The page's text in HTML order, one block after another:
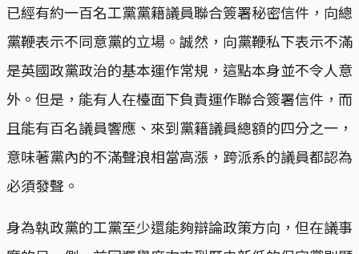
已經有約一百名工黨黨籍議員聯合簽署秘密信件，向總
黨鞭表示不同意黨的立場。誠然，向黨鞭私下表示不滿
是英國政黨政治的基本運作常規，這點本身並不令人意
外。但是，能有人在檯面下負責運作聯合簽署信件，而
且能有百名議員響應、來到黨籍議員總額的四分之一，
意味著黨內的不滿聲浪相當高漲，跨派系的議員都認為
必須發聲。
身為執政黨的工黨至少還能夠辯論政策方向，但在議事